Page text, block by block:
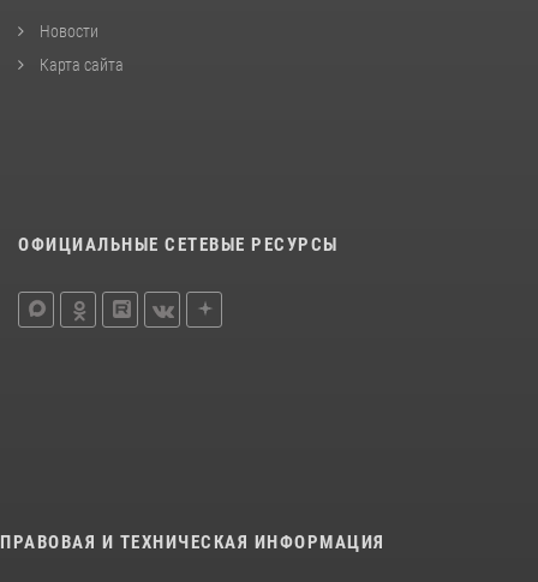
Новости
Карта сайта
ОФИЦИАЛЬНЫЕ СЕТЕВЫЕ РЕСУРСЫ
ПРАВОВАЯ И ТЕХНИЧЕСКАЯ ИНФОРМАЦИЯ